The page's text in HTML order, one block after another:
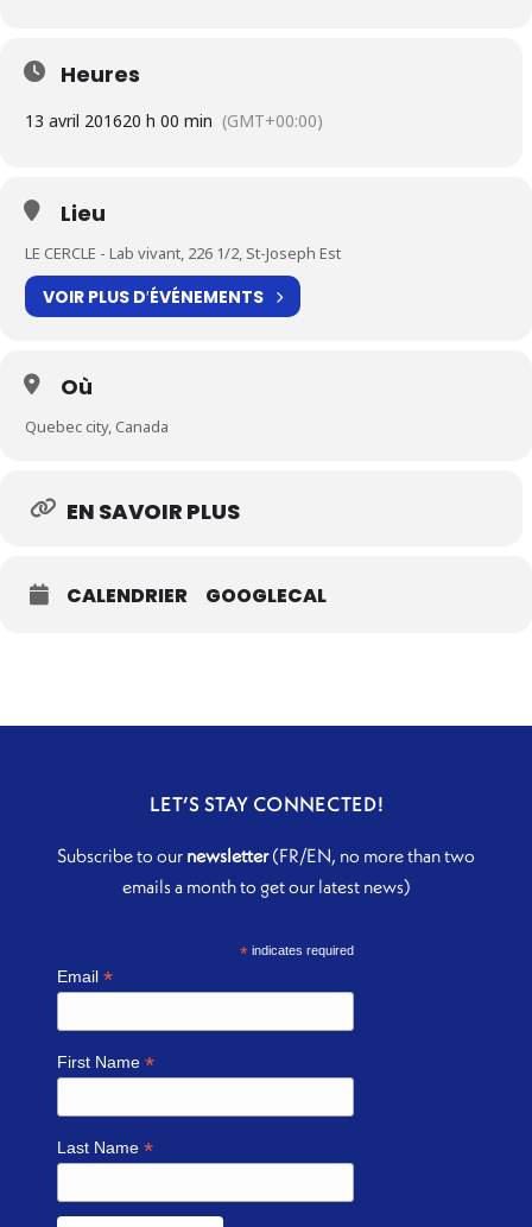
Heures
13 avril 201620 h 00 min (GMT+00:00)
Lieu
LE CERCLE - Lab vivant, 226 1/2, St-Joseph Est
VOIR PLUS D′ÉVÉNEMENTS
Où
Quebec city, Canada
EN SAVOIR PLUS
CALENDRIER GOOGLECAL
LET’S STAY CONNECTED!
Subscribe to our newsletter(FR/EN, no more than two
emails a month to get our latest news)
*indicates required
Email*
First Name*
Last Name*